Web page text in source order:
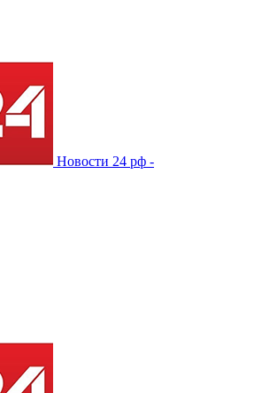
Новости 24 рф -